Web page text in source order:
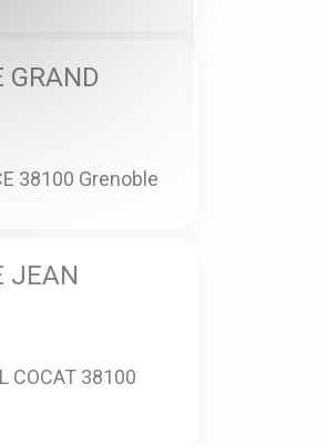
GRAND
38100 Grenoble
JEAN
COCAT 38100